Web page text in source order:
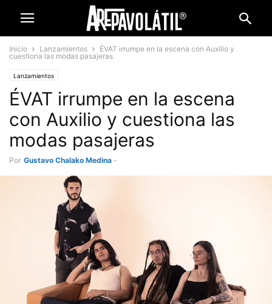
Inicio Lanzamientos
ÉVAT irrumpe en la escena con Auxilio y
cuestiona las modas pasajeras
Lanzamientos
ÉVAT irrumpe en la escena
con Auxilio y cuestiona las
modas pasajeras
Por Gustavo Chalako Medina -